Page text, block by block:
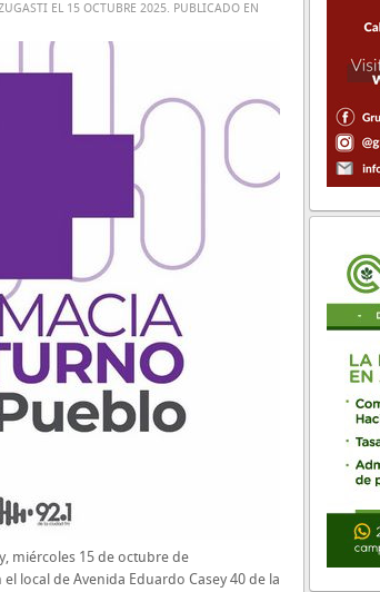
EL 15 OCTUBRE 2025. PUBLICADO EN
miércoles 15 de octubre de
local de Avenida Eduardo Casey 40 de la